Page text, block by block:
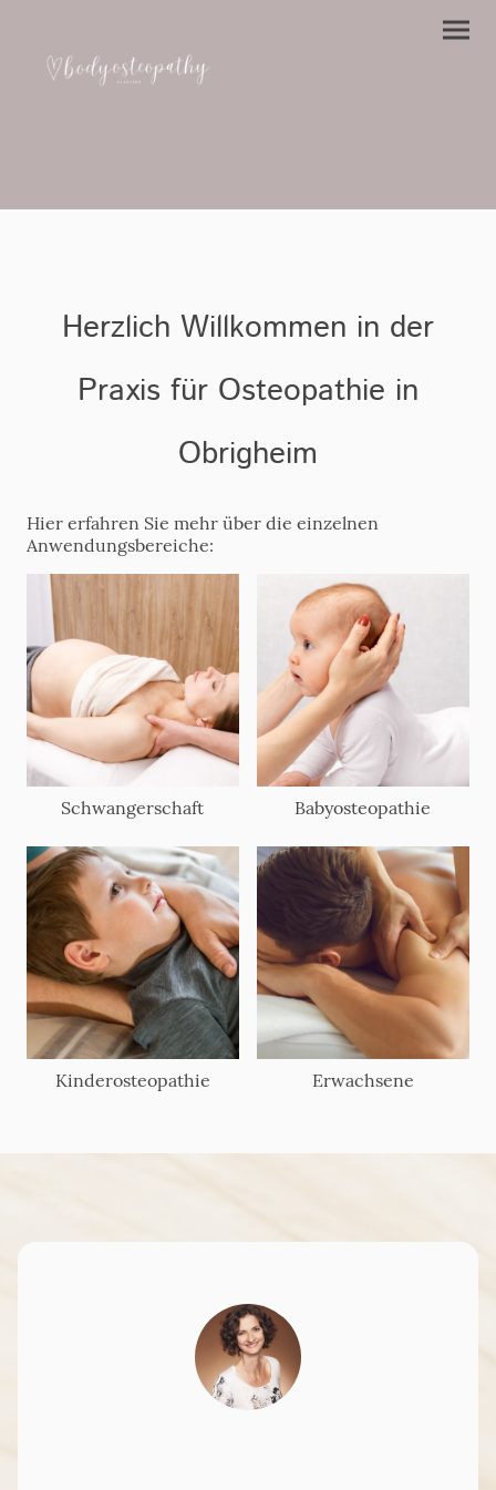
Herzlich Willkommen in der
Praxis für Osteopathie in
Obrigheim
Hier erfahren Sie mehr über die einzelnen
Anwendungsbereiche:
Schwangerschaft Babyosteopathie
Kinderosteopathie Erwachsene